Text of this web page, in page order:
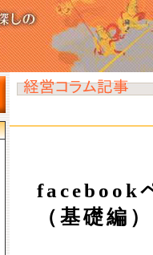
facebook
（基礎編）